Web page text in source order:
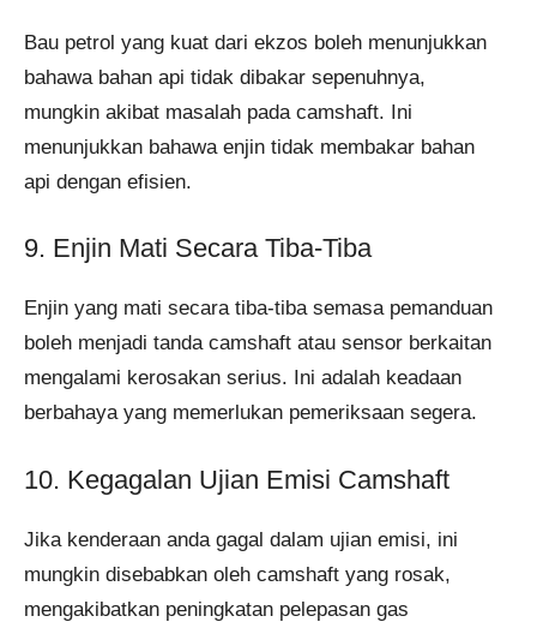
Bau petrol yang kuat dari ekzos boleh menunjukkan
bahawa bahan api tidak dibakar sepenuhnya,
mungkin akibat masalah pada camshaft. Ini
menunjukkan bahawa enjin tidak membakar bahan
api dengan efisien.
9. Enjin Mati Secara Tiba-Tiba
Enjin yang mati secara tiba-tiba semasa pemanduan
boleh menjadi tanda camshaft atau sensor berkaitan
mengalami kerosakan serius. Ini adalah keadaan
berbahaya yang memerlukan pemeriksaan segera.
10. Kegagalan Ujian Emisi Camshaft
Jika kenderaan anda gagal dalam ujian emisi, ini
mungkin disebabkan oleh camshaft yang rosak,
mengakibatkan peningkatan pelepasan gas